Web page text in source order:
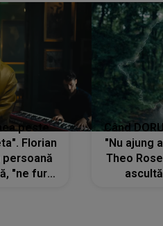
peste
Florian
persoană
"ne fură"
Când
"Nu ajung
Theo